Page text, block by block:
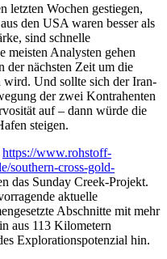
letzten Wochen gestiegen,
den USA waren besser als
sind schnelle
meisten Analysten gehen
der nächsten Zeit um die
Und sollte sich der Iran-
der zwei Kontrahenten
auf – dann würde die
steigen.
https://www.rohstoff-
southern-cross-gold-
das Sunday Creek-Projekt.
aktuelle
Abschnitte mit mehr
aus 113 Kilometern
Explorationspotenzial hin.